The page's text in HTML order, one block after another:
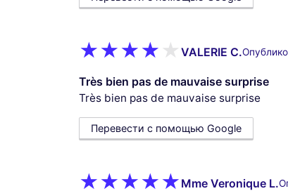
VALERIE C.
Très bien pas de mauvaise surprise
Très bien pas de mauvaise surprise
Перевести с помощью Google
Mme Veronique L.